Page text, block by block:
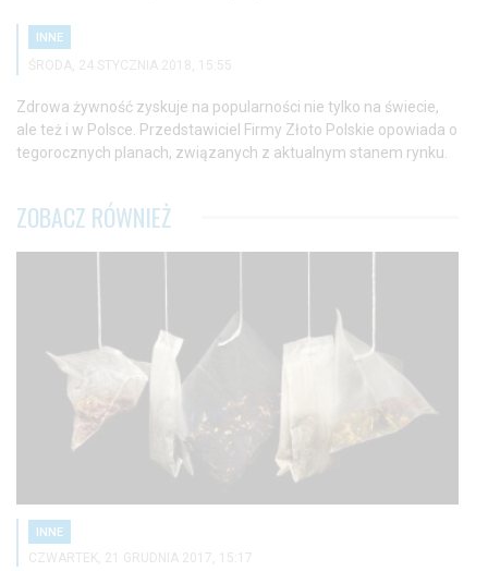
INNE
ŚRODA, 24 STYCZNIA 2018, 15:55
Zdrowa żywność zyskuje na popularności nie tylko na świecie,
ale też i w Polsce. Przedstawiciel Firmy Złoto Polskie opowiada o
tegorocznych planach, związanych z aktualnym stanem rynku.
ZOBACZ RÓWNIEŻ
INNE
CZWARTEK, 21 GRUDNIA 2017, 15:17